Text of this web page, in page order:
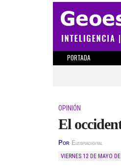
PORTADA
OPINIÓN
El
Por Elespiadigital
VIERNES 12 DE MAYO